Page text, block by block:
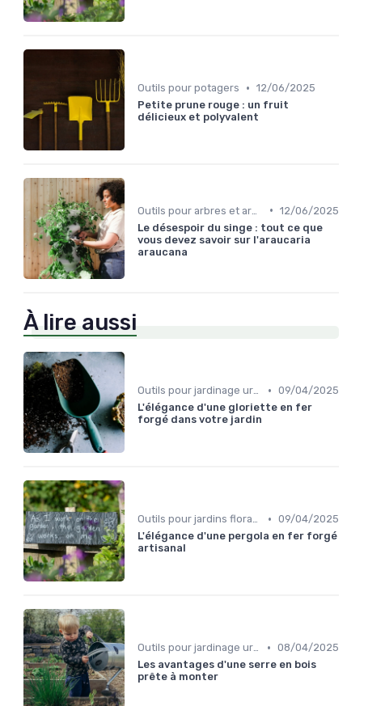
Outils pour potagers • 12/06/2025
Petite prune rouge : un fruit
délicieux et polyvalent
• 12/06/2025
Le désespoir du singe : tout ce que
vous devez savoir sur l'araucaria
araucana
À lire aussi
Outils pour jardinage urbain • 09/04/2025
L'élégance d'une gloriette en fer
forgé dans votre jardin
Outils pour jardins floraux • 09/04/2025
L'élégance d'une pergola en fer forgé
artisanal
Outils pour jardinage urbain • 08/04/2025
Les avantages d'une serre en bois
prête à monter